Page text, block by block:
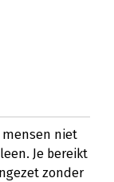
mensen niet
Je bereikt
zonder